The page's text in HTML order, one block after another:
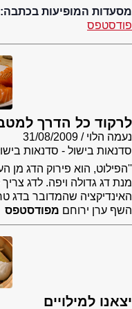
מסעדות המופיעות בכתבה:
פודסטפס
לרקוד כל הדרך
נעמה הלוי
31/08/2009
סדנאות בישול - סדנאות
''הפילוט, הוא פירוק הדג
מנת דג גדולה ויפה. לדג
האינדיקציה שהמדובר בדג
השף ערן ירוחם מפודסטפס
יצאנו למילויים